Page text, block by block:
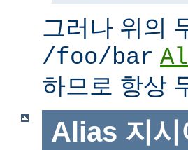
그러나 위의
/foo/bar
하므로 항상
Alias 지시